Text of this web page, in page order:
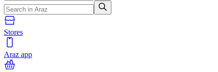
Stores
Araz app